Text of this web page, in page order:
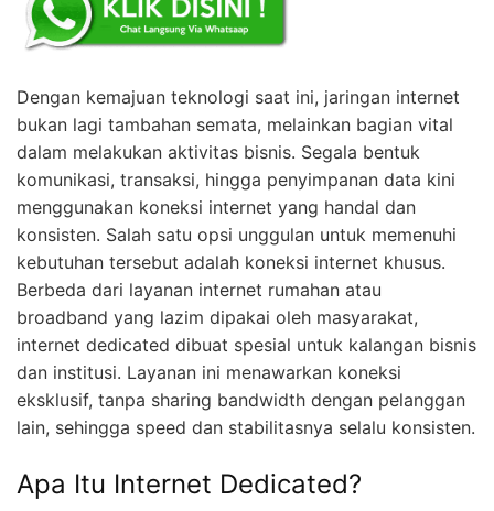
Dengan kemajuan teknologi saat ini, jaringan internet
bukan lagi tambahan semata, melainkan bagian vital
dalam melakukan aktivitas bisnis. Segala bentuk
komunikasi, transaksi, hingga penyimpanan data kini
menggunakan koneksi internet yang handal dan
konsisten. Salah satu opsi unggulan untuk memenuhi
kebutuhan tersebut adalah koneksi internet khusus.
Berbeda dari layanan internet rumahan atau
broadband yang lazim dipakai oleh masyarakat,
internet dedicated dibuat spesial untuk kalangan bisnis
dan institusi. Layanan ini menawarkan koneksi
eksklusif, tanpa sharing bandwidth dengan pelanggan
lain, sehingga speed dan stabilitasnya selalu konsisten.
Apa Itu Internet Dedicated?